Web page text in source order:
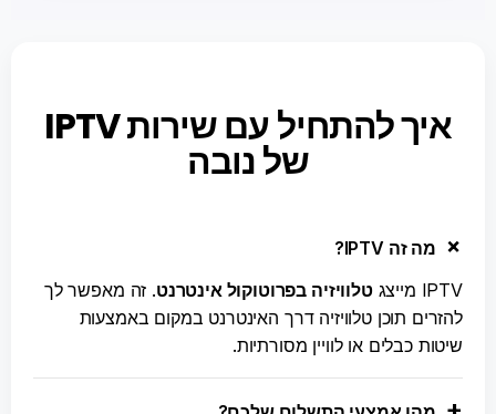
איך להתחיל עם שירות IPTV
של נובה
מה זה IPTV?
IPTV מייצג
טלוויזיה בפרוטוקול אינטרנט. זה מאפשר לך
להזרים תוכן טלוויזיה דרך האינטרנט במקום באמצעות
שיטות כבלים או לוויין מסורתיות.